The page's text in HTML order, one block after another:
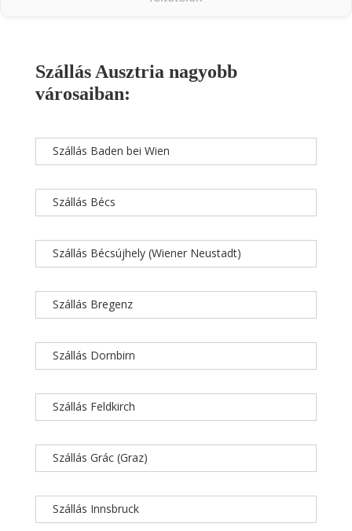
Szállás Ausztria nagyobb
városaiban:
Szállás Baden bei Wien
Szállás Bécs
Szállás Bécsújhely (Wiener Neustadt)
Szállás Bregenz
Szállás Dornbirn
Szállás Feldkirch
Szállás Grác (Graz)
Szállás Innsbruck